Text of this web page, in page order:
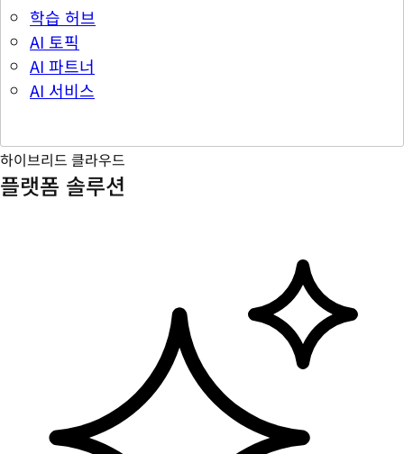
학습 허브
AI 토픽
AI 파트너
AI 서비스
하이브리드 클라우드
플랫폼 솔루션